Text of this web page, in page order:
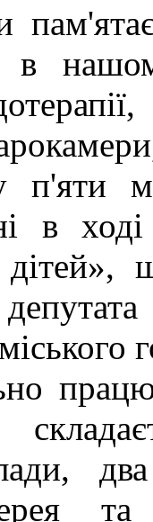
в
п'яти
в
та